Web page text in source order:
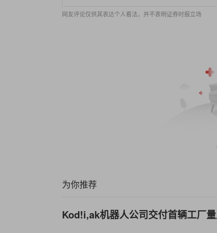
网友评论仅供其表达个人看法，并不表明证券时报立场
为你推荐
Kod!i,ak机器人公司交付首辆工厂